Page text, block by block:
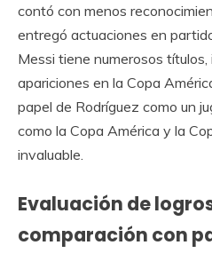
contó con menos
entregó actuaciones en
Messi tiene numerosos
apariciones en la Copa
papel de Rodríguez como un
como la Copa América y la
invaluable.
Evaluación de
comparación con